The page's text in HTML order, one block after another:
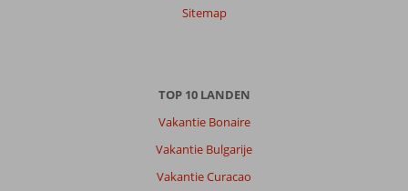
Sitemap
TOP 10 LANDEN
Vakantie Bonaire
Vakantie Bulgarije
Vakantie Curacao